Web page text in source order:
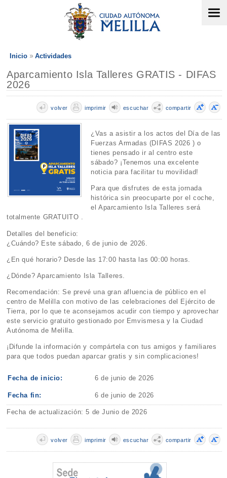
Inicio Actividades
Aparcamiento Isla Talleres GRATIS - DIFAS
2026
compartir
escuchar
imprimir
volver
¿Vas a asistir a los actos del Día de las
Fuerzas Armadas (DIFAS 2026 ) o
tienes pensado ir al centro este
sábado? ¡Tenemos una excelente
noticia para facilitar tu movilidad!
Para que disfrutes de esta jornada
histórica sin preocuparte por el coche,
el Aparcamiento Isla Talleres será
totalmente GRATUITO .
Detalles del beneficio:
¿Cuándo? Este sábado, 6 de junio de 2026.
¿En qué horario? Desde las 17:00 hasta las 00:00 horas.
¿Dónde? Aparcamiento Isla Talleres.
Recomendación: Se prevé una gran afluencia de público en el
centro de Melilla con motivo de las celebraciones del Ejército de
Tierra, por lo que te aconsejamos acudir con tiempo y aprovechar
este servicio gratuito gestionado por Emvismesa y la Ciudad
Autónoma de Melilla.
¡Difunde la información y compártela con tus amigos y familiares
para que todos puedan aparcar gratis y sin complicaciones!
Fecha de inicio: 6 de junio de 2026
Fecha fin: 6 de junio de 2026
Fecha de actualización: 5 de Junio de 2026
compartir
escuchar
imprimir
volver